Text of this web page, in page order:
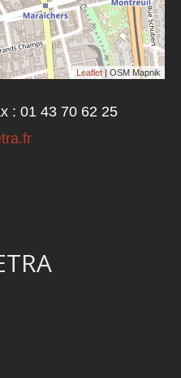
Leaflet | OSM Mapnik
: 01 43 70 62 25